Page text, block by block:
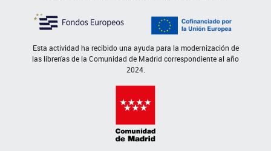
Esta actividad ha recibido una ayuda para la modernización de
las librerías de la Comunidad de Madrid correspondiente al año
2024.